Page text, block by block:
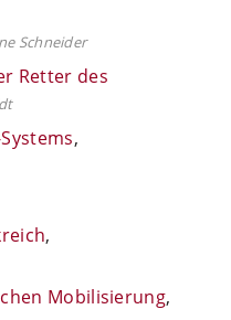
Schneider
Retter des
,
,
Mobilisierung,